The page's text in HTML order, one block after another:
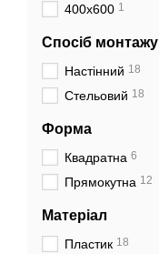
400х600 1
Спосіб монтажу
Настінний 18
Стельовий 18
Форма
Квадратна 6
Прямокутна 12
Матеріал
Пластик 18